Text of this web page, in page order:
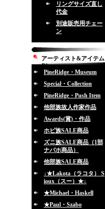
リングサイズ直し
代金
別途販売用チェー
ン
アーティスト&アイテム
別
PineRidge・Museum
Special・Collection
PineRidge・Push Item
他部族故人作家作品
Awards(賞)・作品
ホピ族SALE商品
ズニ族SALE商品（1部
ナバホ商品）
他部族SALE商品
↓★Lakota（ラコタ） S
ioux（スー）★↓
★Michael・Haskell
★Paul・Szabo